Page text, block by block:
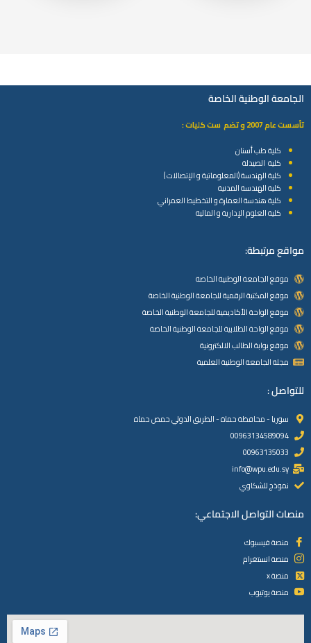
الجامعة الوطنية الخاصة
تأسست عام 2007 و تضم ست كليات :
كلية طب أسنان
كلية الصيدلة
كلية الهندسة (المعلوماتية و الإتصالات )
كلية الهندسة المدنية
كلية هندسة العمارة و التخطيط العمراني
كلية العلوم الإدارية و المالية
مواقع مرتبطة:
موقع الجامعة الوطنية الخاصة
موقع المكتبة الرقمية للجامعة الوطنية الخاصة
موقع الواحة الأكاديمية للجامعة الوطنية الخاصة
موقع الواحة الطلابية للجامعة الوطنية الخاصة
موقع بوابة الطالب الالكترونية
مجلة الجامعة الوطنية العلمية
للتواصل :
سوريا - محافظة حماة - الطريق الدولي حمص حماة
00963134589094
00963135033
info@wpu.edu.sy
نموذج للشكاوي
منصات التواصل الاجتماعي:
منصة فيسبوك
منصة انستغرام
منصة x
منصة يوتيوب